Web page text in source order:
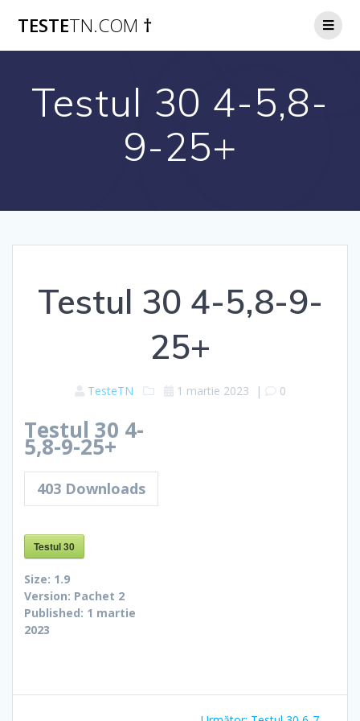
TESTETN.COM †
Testul 30 4-5,8-
9-25+
Testul 30 4-5,8-9-
25+
TesteTN 1 martie 2023 | 0
Testul 30 4-
5,8-9-25+
403 Downloads
Testul 30
Size: 1.9
Version: Pachet 2
Published: 1 martie
2023